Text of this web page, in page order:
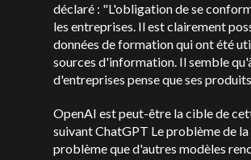
déclaré : "L'obligation de se
les entreprises. Il est clairement
données de formation qui ont été
sources d'information. Il semble
d'entreprises pense que ses
OpenAI est peut-être la cible de
suivantChatGPT Le problème de
problème que d'autres modèles